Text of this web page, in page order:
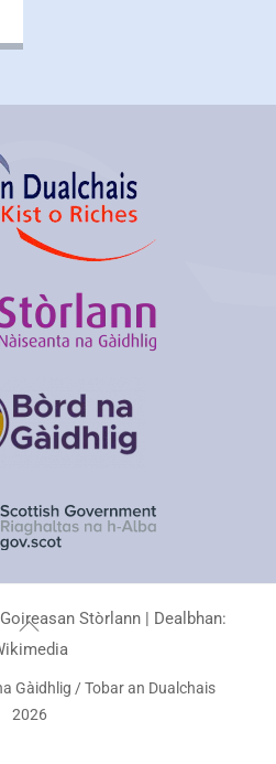
Stòrlann| Dealbhan:
Back
Top
Gàidhlig / Tobar an Dualchais
2026